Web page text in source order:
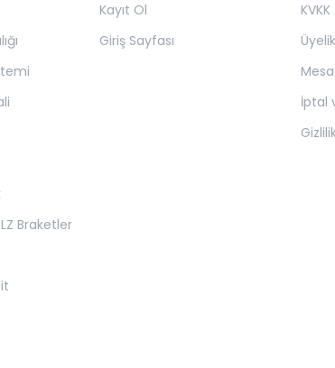
Braketler
Kayıt Ol
Giriş Sayfası
İptal